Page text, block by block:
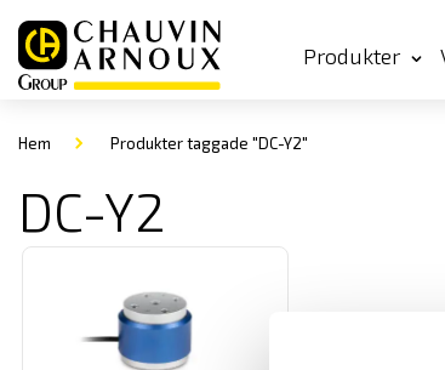
Produkter
Hem Produkter taggade "DC-Y2"
DC-Y2